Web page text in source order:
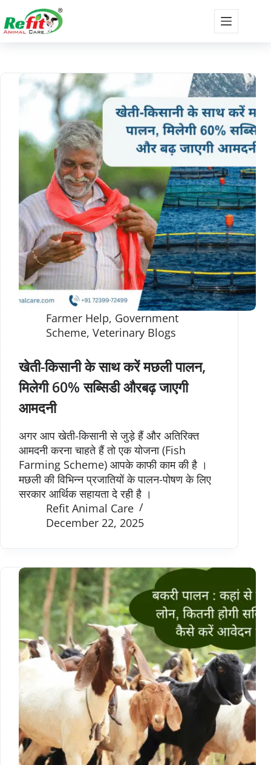
Farmer Help, Government
Scheme, Veterinary Blogs
खेती-किसानी के साथ करें मछली पालन,
मिलेगी 60% सब्सिडी औरबढ़ जाएगी
आमदनी
अगर आप खेती-किसानी से जुड़े हैं और अतिरिक्त
आमदनी करना चाहते हैं तो एक योजना (Fish
Farming Scheme) आपके काफी काम की है ।
मछली की विभिन्न प्रजातियों के पालन-पोषण के लिए
सरकार आर्थिक सहायता दे रही है ।
Refit Animal Care
December 22, 2025